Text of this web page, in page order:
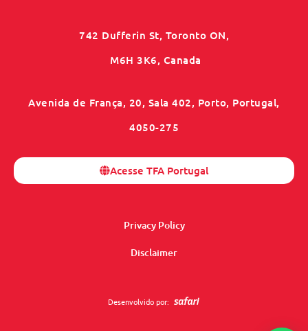
742 Dufferin St, Toronto ON,
M6H 3K6, Canada
Avenida de França, 20, Sala 402, Porto, Portugal,
4050-275
Acesse TFA Portugal
Privacy Policy
Disclaimer
Desenvolvido por: